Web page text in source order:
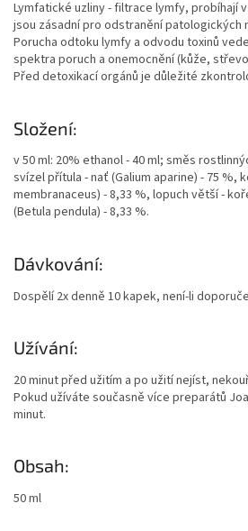
Lymfatické uzliny - filtrace lymfy, probíhají
jsou zásadní pro odstranění patologických
Porucha odtoku lymfy a odvodu toxinů
spektra poruch a onemocnění (kůže,
Před detoxikací orgánů je důležité
Složení:
v 50 ml: 20% ethanol - 40 ml; směs
svízel přítula - nať (Galium aparine) - 75 %,
membranaceus) - 8,33 %, lopuch větší -
(Betula pendula) - 8,33 %.
Dávkování:
Dospělí 2x denně 10 kapek, není-li
Užívání:
20 minut před užitím a po užití nejíst,
Pokud užíváte současně více preparátů
minut.
Obsah:
50 ml